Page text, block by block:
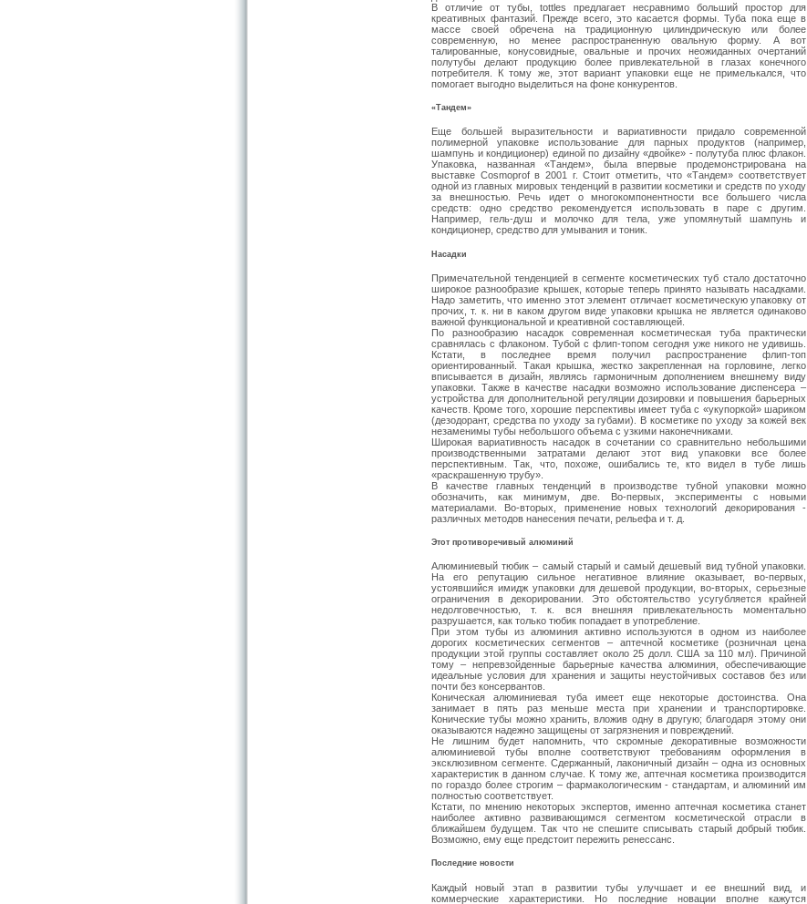
В отличие от тубы, tottles предлагает несравнимо больший простор для
креативных фантазий. Прежде всего, это касается формы. Туба пока еще в
массе своей обречена на традиционную цилиндрическую или более
современную, но менее распространенную овальную форму. А вот
талированные, конусовидные, овальные и прочих неожиданных очертаний
полутубы делают продукцию более привлекательной в глазах конечного
потребителя. К тому же, этот вариант упаковки еще не примелькался, что
помогает выгодно выделиться на фоне конкурентов.
«Тандем»
Еще большей выразительности и вариативности придало современной
полимерной упаковке использование для парных продуктов (например,
шампунь и кондиционер) единой по дизайну «двойке» ‑ полутуба плюс флакон.
Упаковка, названная «Тандем», была впервые продемонстрирована на
выставке Cosmoprof в 2001 г. Стоит отметить, что «Тандем» соответствует
одной из главных мировых тенденций в развитии косметики и средств по уходу
за внешностью. Речь идет о многокомпонентности все большего числа
средств: одно средство рекомендуется использовать в паре с другим.
Например, гель-душ и молочко для тела, уже упомянутый шампунь и
кондиционер, средство для умывания и тоник.
Насадки
Примечательной тенденцией в сегменте косметических туб стало достаточно
широкое разнообразие крышек, которые теперь принято называть насадками.
Надо заметить, что именно этот элемент отличает косметическую упаковку от
прочих, т. к. ни в каком другом виде упаковки крышка не является одинаково
важной функциональной и креативной составляющей.
По разнообразию насадок современная косметическая туба практически
сравнялась с флаконом. Тубой с флип-топом сегодня уже никого не удивишь.
Кстати, в последнее время получил распространение флип-топ
ориентированный. Такая крышка, жестко закрепленная на горловине, легко
вписывается в дизайн, являясь гармоничным дополнением внешнему виду
упаковки. Также в качестве насадки возможно использование диспенсера –
устройства для дополнительной регуляции дозировки и повышения барьерных
качеств. Кроме того, хорошие перспективы имеет туба с «укупоркой» шариком
(дезодорант, средства по уходу за губами). В косметике по уходу за кожей век
незаменимы тубы небольшого объема с узкими наконечниками.
Широкая вариативность насадок в сочетании со сравнительно небольшими
производственными затратами делают этот вид упаковки все более
перспективным. Так, что, похоже, ошибались те, кто видел в тубе лишь
«раскрашенную трубу».
В качестве главных тенденций в производстве тубной упаковки можно
обозначить, как минимум, две. Во-первых, эксперименты с новыми
материалами. Во-вторых, применение новых технологий декорирования ‑
различных методов нанесения печати, рельефа и т. д.
Этот противоречивый алюминий
Алюминиевый тюбик – самый старый и самый дешевый вид тубной упаковки.
На его репутацию сильное негативное влияние оказывает, во-первых,
устоявшийся имидж упаковки для дешевой продукции, во-вторых, серьезные
ограничения в декорировании. Это обстоятельство усугубляется крайней
недолговечностью, т. к. вся внешняя привлекательность моментально
разрушается, как только тюбик попадает в употребление.
При этом тубы из алюминия активно используются в одном из наиболее
дорогих косметических сегментов – аптечной косметике (розничная цена
продукции этой группы составляет около 25 долл. США за 110 мл). Причиной
тому – непревзойденные барьерные качества алюминия, обеспечивающие
идеальные условия для хранения и защиты неустойчивых составов без или
почти без консервантов.
Коническая алюминиевая туба имеет еще некоторые достоинства. Она
занимает в пять раз меньше места при хранении и транспортировке.
Конические тубы можно хранить, вложив одну в другую; благодаря этому они
оказываются надежно защищены от загрязнения и повреждений.
Не лишним будет напомнить, что скромные декоративные возможности
алюминиевой тубы вполне соответствуют требованиям оформления в
эксклюзивном сегменте. Сдержанный, лаконичный дизайн – одна из основных
характеристик в данном случае. К тому же, аптечная косметика производится
по гораздо более строгим – фармакологическим ‑ стандартам, и алюминий им
полностью соответствует.
Кстати, по мнению некоторых экспертов, именно аптечная косметика станет
наиболее активно развивающимся сегментом косметической отрасли в
ближайшем будущем. Так что не спешите списывать старый добрый тюбик.
Возможно, ему еще предстоит пережить ренессанс.
Последние новости
Каждый новый этап в развитии тубы улучшает и ее внешний вид, и
коммерческие характеристики. Но последние новации вполне кажутся